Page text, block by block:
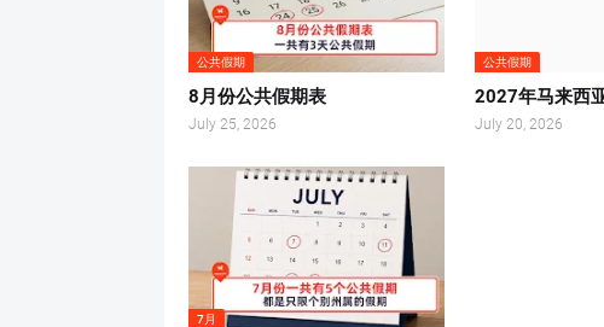
公共假期
8月份公共假期表
July 25, 2026
公共假期
2027年马来西
July 20, 2026
7月